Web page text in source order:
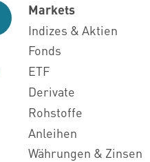
Markets
Indizes & Aktien
Fonds
ETF
Derivate
Rohstoffe
Anleihen
Währungen & Zinsen